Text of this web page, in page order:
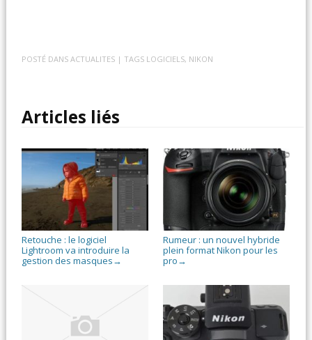
POSTÉ DANSACTUALITES | TAGS LOGICIELS, NIKON
Articles liés
Retouche : le logiciel
Lightroom va introduire la
gestion des masques →
Rumeur : un nouvel hybride
plein format Nikon pour les
pro →